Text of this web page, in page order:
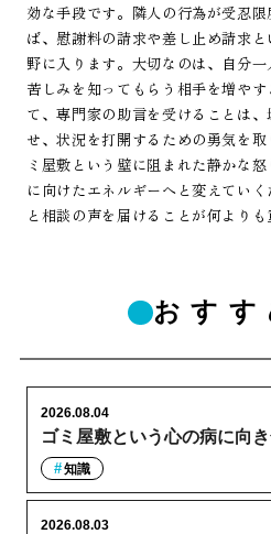
効な手段です。隣人の行為が受忍
ば、慰謝料の請求や差し止め請求
野に入ります。大切なのは、自分
苦しみを知ってもらう相手を増や
て、専門家の助言を受けることは
せ、状況を打開するための勇気を
ミ屋敷という壁に阻まれた静かな
に向けたエネルギーへと変えてい
と相談の声を届けることが何よりも
おすす
ゴミ屋敷という心の病に向
2026.08.04
知識
2026.08.03